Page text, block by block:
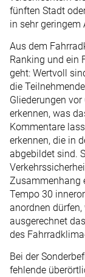
fünften Stadt
in sehr geringem
Aus dem
Ranking und ein
geht: Wertvoll
die
Gliederungen
erkennen, was
Kommentare
erkennen, die in
abgebildet sind.
Zusammenhang
Tempo 30
anordnen
ausgerechnet
des
Bei der
fehlende